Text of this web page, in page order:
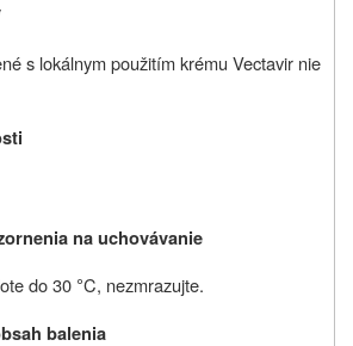
s lokálnym použitím krému Vectavir nie
na uchovávanie
do 30 °C, nezmrazujte.
balenia